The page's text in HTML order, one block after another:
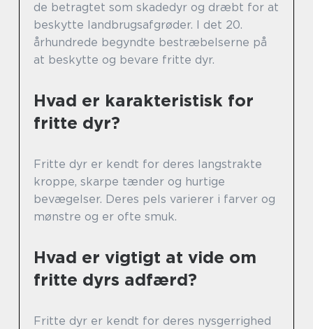
de betragtet som skadedyr og dræbt for at
beskytte landbrugsafgrøder. I det 20.
århundrede begyndte bestræbelserne på
at beskytte og bevare fritte dyr.
Hvad er karakteristisk for
fritte dyr?
Fritte dyr er kendt for deres langstrakte
kroppe, skarpe tænder og hurtige
bevægelser. Deres pels varierer i farver og
mønstre og er ofte smuk.
Hvad er vigtigt at vide om
fritte dyrs adfærd?
Fritte dyr er kendt for deres nysgerrighed